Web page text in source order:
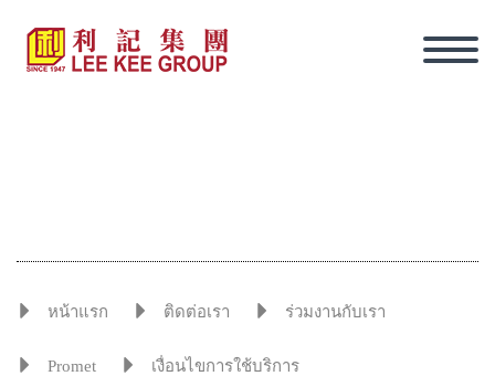
หน้าแรก ติดต่อเรา ร่วมงานกับเรา
Promet เงื่อนไขการใช้บริการ